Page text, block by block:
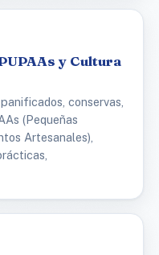
y Cultura
conservas,
(Pequeñas
Artesanales),